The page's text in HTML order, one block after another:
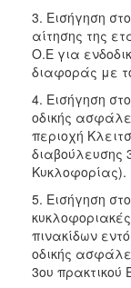
3. Εισήγηση
αίτησης της
Ο.Ε για
διαφοράς με
4. Εισήγηση
οδικής
περιοχή
διαβούλευσης
Κυκλοφορίας).
5. Εισήγηση
πινακίδων
οδικής
3ου πρακτικού